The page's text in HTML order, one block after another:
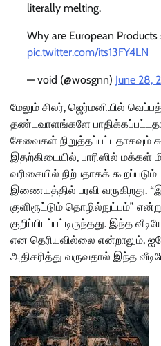
literally melting.
Why are European
pic.twitter.com/its13FY4LN
— void (@wosgnn) June 28,
மேலும் சிலர், ஜெர்மனியில்
தண்டவாளங்களே
சேவைகள் நிறுத்தப்பட்டதாகவும்
இதற்கிடையில், பாரிஸில் மக்கள்
வரிசையில் நிற்பதாகக்
இணையத்தில் பரவி வருகிறது.
குளிரூட்டும் தொழில்நுட்பம்”
குறிப்பிடப்பட்டிருந்தது. இந்த
என தெரியவில்லை என்றாலும்,
அதிகரித்து வருவதால் இந்த